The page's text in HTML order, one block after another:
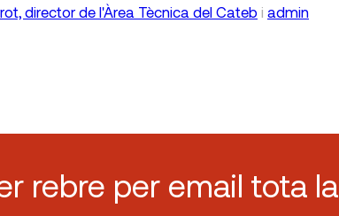
director de l'Àrea Tècnica del Cateb i admin
rebre per email tota la